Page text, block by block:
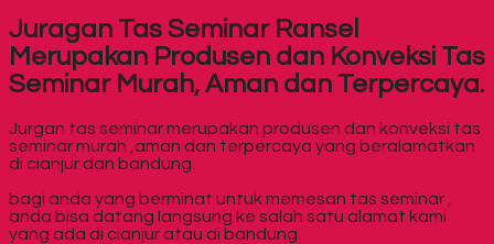
Juragan Tas Seminar Ransel
Merupakan Produsen dan Konveksi Tas
Seminar Murah, Aman dan Terpercaya.
Jurgan tas seminar merupakan produsen dan konveksi tas
seminar murah ,aman dan terpercaya yang beralamatkan
di cianjur dan bandung.
bagi anda yang berminat untuk memesan tas seminar ,
anda bisa datang langsung ke salah satu alamat kami
yang ada di cianjur atau di bandung.